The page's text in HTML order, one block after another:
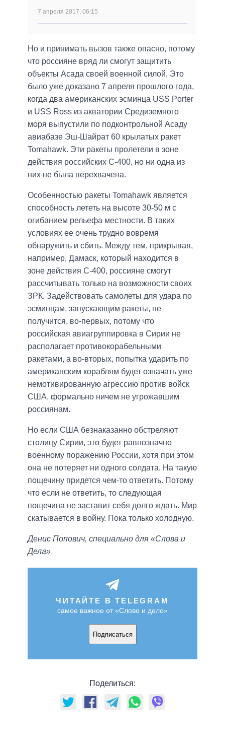
7 апреля 2017, 06:15
Но и принимать вызов также опасно, потому
что россияне вряд ли смогут защитить
объекты Асада своей военной силой. Это
было уже доказано 7 апреля прошлого года,
когда два американских эсминца USS Porter
и USS Ross из акватории Средиземного
моря выпустили по подконтрольной Асаду
авиабазе Эш-Шайрат 60 крылатых ракет
Tomahawk. Эти ракеты пролетели в зоне
действия российских С-400, но ни одна из
них не была перехвачена.
Особенностью ракеты Tomahawk является
способность лететь на высоте 30-50 м с
огибанием рельефа местности. В таких
условиях ее очень трудно вовремя
обнаружить и сбить. Между тем, прикрывая,
например, Дамаск, который находится в
зоне действия С-400, россияне смогут
рассчитывать только на возможности своих
ЗРК. Задействовать самолеты для удара по
эсминцам, запускающим ракеты, не
получится, во-первых, потому что
российская авиагруппировка в Сирии не
располагает противокорабельными
ракетами, а во-вторых, попытка ударить по
американским кораблям будет означать уже
немотивированную агрессию против войск
США, формально ничем не угрожавшим
россиянам.
Но если США безнаказанно обстреляют
столицу Сирии, это будет равнозначно
военному поражению России, хотя при этом
она не потеряет ни одного солдата. На такую
пощечину придется чем-то ответить. Потому
что если не ответить, то следующая
пощечина не заставит себя долго ждать. Мир
скатывается в войну. Пока только холодную.
Денис Попович, специально для «Слова и
Дела»
ЧИТАЙТЕ В TELEGRAM
самое важное от «Слово и дело»
Подписаться
Поделиться: